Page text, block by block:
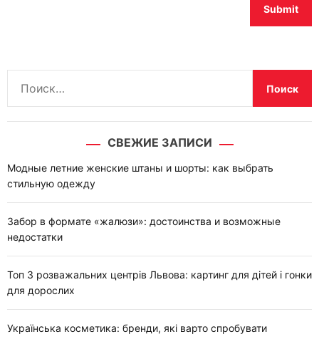
:
СВЕЖИЕ ЗАПИСИ
Модные летние женские штаны и шорты: как выбрать
стильную одежду
Забор в формате «жалюзи»: достоинства и возможные
недостатки
Топ 3 розважальних центрів Львова: картинг для дітей і гонки
для дорослих
Українська косметика: бренди, які варто спробувати